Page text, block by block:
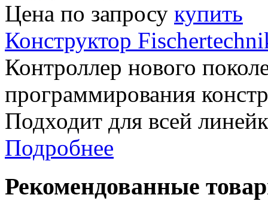
Цена по запросу купить
Конструктор
Контроллер нового
программирования
Подходит для всей
Подробнее
Рекомендованные